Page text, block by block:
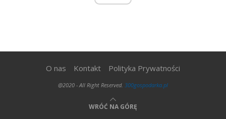
O nas Kontakt Polityka Prywatności
@2020 - All Right Reserved. 300gospodarka.pl
WRÓĆ NA GÓRĘ